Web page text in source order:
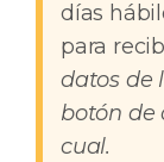
días
para
datos de
botón de
cual.